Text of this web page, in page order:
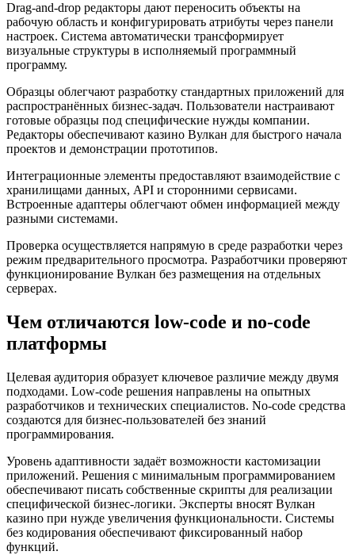
Drag-and-drop редакторы дают переносить объекты на
рабочую область и конфигурировать атрибуты через панели
настроек. Система автоматически трансформирует
визуальные структуры в исполняемый программный
программу.
Образцы облегчают разработку стандартных приложений для
распространённых бизнес-задач. Пользователи настраивают
готовые образцы под специфические нужды компании.
Редакторы обеспечивают казино Вулкан для быстрого начала
проектов и демонстрации прототипов.
Интеграционные элементы предоставляют взаимодействие с
хранилищами данных, API и сторонними сервисами.
Встроенные адаптеры облегчают обмен информацией между
разными системами.
Проверка осуществляется напрямую в среде разработки через
режим предварительного просмотра. Разработчики проверяют
функционирование Вулкан без размещения на отдельных
серверах.
Чем отличаются low-code и no-code
платформы
Целевая аудитория образует ключевое различие между двумя
подходами. Low-code решения направлены на опытных
разработчиков и технических специалистов. No-code средства
создаются для бизнес-пользователей без знаний
программирования.
Уровень адаптивности задаёт возможности кастомизации
приложений. Решения с минимальным программированием
обеспечивают писать собственные скрипты для реализации
специфической бизнес-логики. Эксперты вносят Вулкан
казино при нужде увеличения функциональности. Системы
без кодирования обеспечивают фиксированный набор
функций.